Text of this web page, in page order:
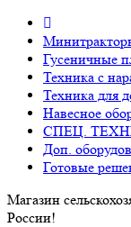
Гусеничные
Техника с
Техника для
Навесное
СПЕЦ.
Доп.
Готовые
Магазин
России!